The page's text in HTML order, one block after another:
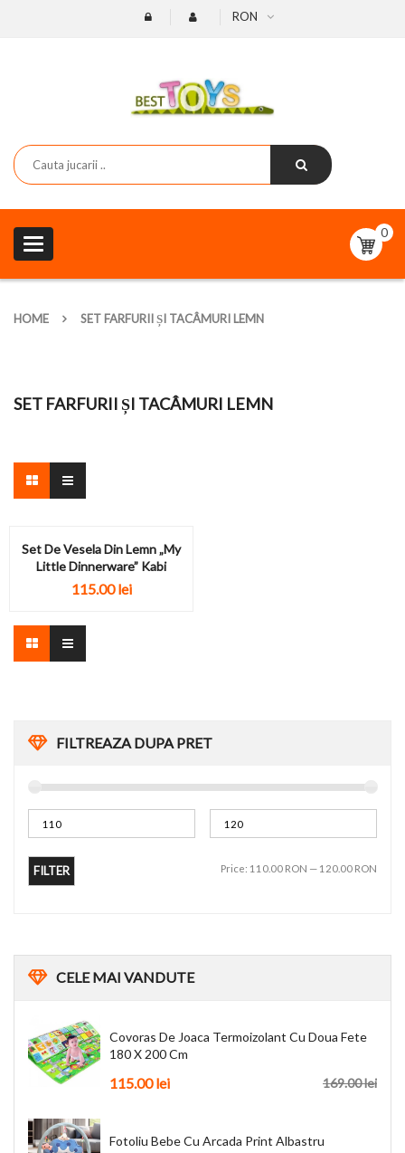
RON
Toggle
navigation
0
HOME SET FARFURII ȘI TACÂMURI LEMN
FILTREAZA DUPA PRET
FILTER Price: 110.00 RON — 120.00 RON
CELEMAI VANDUTE
Covoras De Joaca Termoizolant Cu Doua Fete
180 X 200 Cm
169.00 lei
115.00 lei
Fotoliu Bebe Cu Arcada Print Albastru
SET FARFURII ȘI TACÂMURI LEMN
Set De Vesela Din Lemn „My
Little Dinnerware” Kabi
115.00 lei